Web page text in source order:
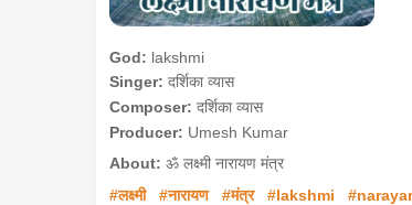
God: lakshmi
Singer: दर्शिका व्यास
Composer: दर्शिका व्यास
Producer: Umesh Kumar
About: ॐ लक्ष्मी नारायण मंत्र
#लक्ष्मी
#नारायण #मंत्र #lakshmi